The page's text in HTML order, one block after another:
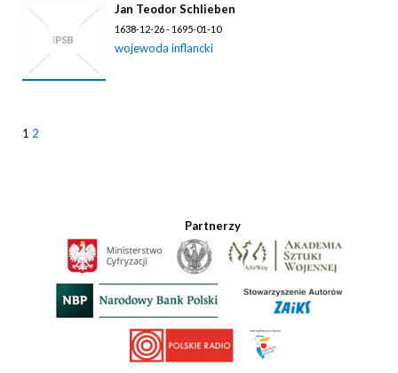
Jan Teodor Schlieben
1638-12-26 - 1695-01-10
wojewoda inflancki
1 2
Partnerzy